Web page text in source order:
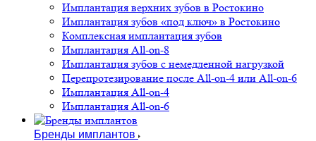
Имплантация верхних зубов в Ростокино
Имплантация зубов «под ключ» в Ростокино
Комплексная имплантация зубов
Имплантация All-on-8
Имплантация зубов с немедленной нагрузкой
Перепротезирование после All-on-4 или All-on-6
Имплантация All-on-4
Имплантация All-on-6
Бренды имплантов